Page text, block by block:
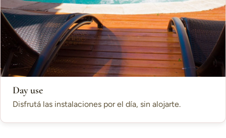
Day use
Disfrutá las instalaciones por el día, sin alojarte.